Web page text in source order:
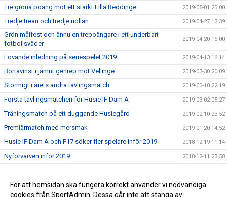
Tre gröna poäng mot ett starkt Lilla Beddinge 2019-05-01 23:00
Tredje trean och tredje nollan 2019-04-27 13:39
Grön målfest och ännu en trepoängare i ett underbart
fotbollsväder
2019-04-20 15:00
Lovande inledning på seriespelet 2019 2019-04-13 16:14
Bortavinst i jämnt genrep mot Vellinge 2019-03-30 20:09
Stormigt i årets andra tävlingsmatch 2019-03-10 22:19
Första tävlingsmatchen för Husie IF Dam A 2019-03-02 05:27
Träningsmatch på ett duggande Husiegård 2019-02-10 23:52
Premiärmatch med mersmak 2019-01-20 14:52
Husie IF Dam A och F17 söker fler spelare inför 2019 2018-12-19 11:14
Nyförvärven inför 2019 2018-12-11 23:58
2018-10-25 07:50
För att hemsidan ska fungera korrekt använder vi nödvändiga
cookies från SportAdmin. Dessa går inte att stänga av.